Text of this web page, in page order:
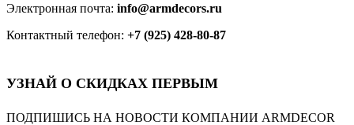
Электронная почта: info@armdecors.ru
Контактный телефон: +7 (925) 428-80-87
УЗНАЙ О СКИДКАХ ПЕРВЫМ
ПОДПИШИСЬ НА НОВОСТИ КОМПАНИИ ARMDECOR